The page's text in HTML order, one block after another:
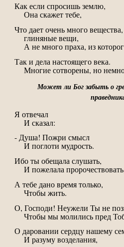
Как если спросишь землю,
Она скажет тебе,
Что дает очень много
глиняные вещи,
А не много праха, из
Так и дела настоящего века.
Многие сотворены, но
Может ли Бог забыть о
Я отвечал
И сказал:
- Душа! Пожри смысл
И поглоти мудрость.
Ибо ты обещала слушать,
И пожелала
А тебе дано время только,
Чтобы жить.
О, Господи! Неужели Ты не
Чтобы мы молились пред
О даровании сердцу нашему
И разуму возделания,